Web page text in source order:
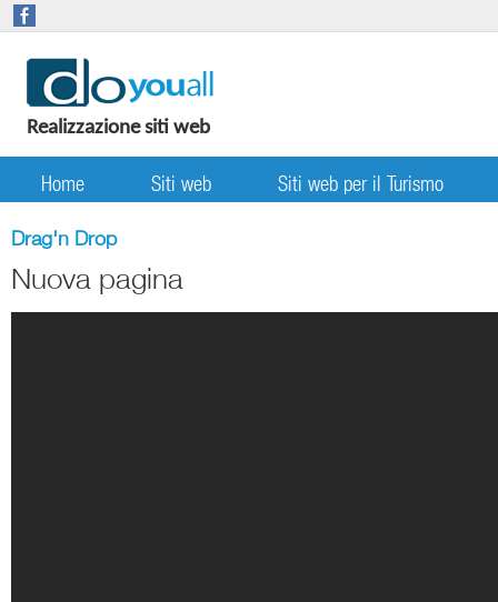
Realizzazione siti web
Home Siti web Siti web per il Turismo
Drag'n Drop
Nuova pagina